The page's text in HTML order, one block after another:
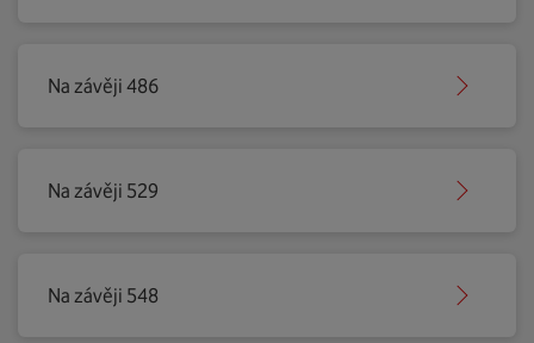
Na závěji 486
Na závěji 529
Na závěji 548